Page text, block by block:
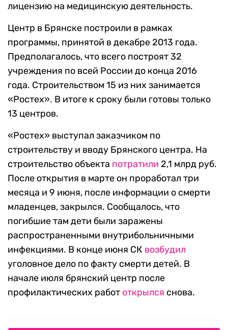
лицензию на медицинскую деятельность.
Центр в Брянске построили в рамках
программы, принятой в декабре 2013 года.
Предполагалось, что всего построят 32
учреждения по всей России до конца 2016
года. Строительством 15 из них занимается
«Ростех». В итоге к сроку были готовы только
13 центров.
«Ростех» выступал заказчиком по
строительству и вводу Брянского центра. На
строительство объекта потратили 2,1 млрд руб.
После открытия в марте он проработал три
месяца и 9 июня, после информации о смерти
младенцев, закрылся. Сообщалось, что
погибшие там дети были заражены
распространенными внутрибольничными
инфекциями. В конце июня СК возбудил
уголовное дело по факту смерти детей. В
начале июля брянский центр после
профилактических работ открылся снова.